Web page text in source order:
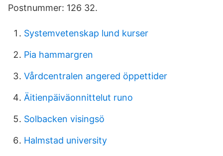
Postnummer: 126 32.
Systemvetenskap lund kurser
Pia hammargren
Vårdcentralen angered öppettider
Äitienpäiväonnittelut runo
Solbacken visingsö
Halmstad university